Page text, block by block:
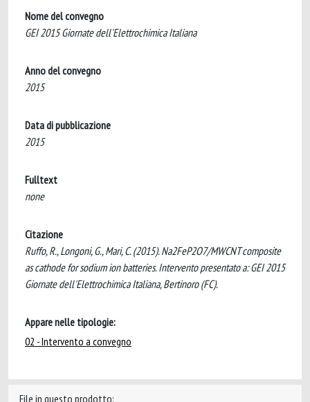
Nome del convegno
GEI 2015 Giornate dell'Elettrochimica Italiana
Anno del convegno
2015
Data di pubblicazione
2015
Fulltext
none
Citazione
Ruffo, R., Longoni, G., Mari, C. (2015). Na2FeP2O7/MWCNT composite
as cathode for sodium ion batteries. Intervento presentato a: GEI 2015
Giornate dell'Elettrochimica Italiana, Bertinoro (FC).
Appare nelle tipologie:
02 - Intervento a convegno
File in questo prodotto: